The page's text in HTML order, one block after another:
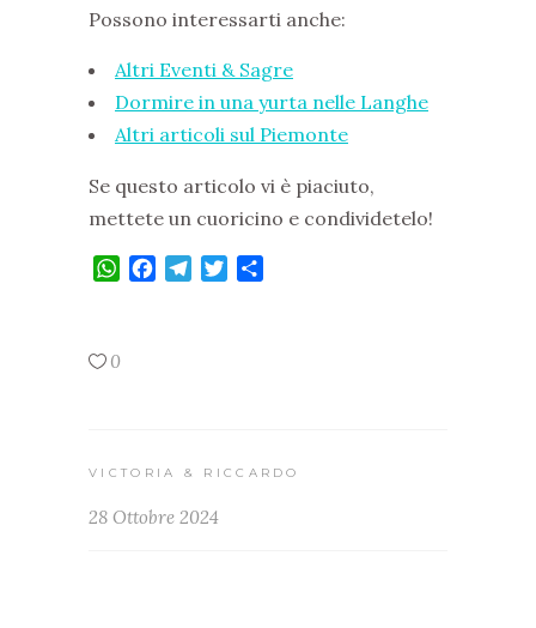
Possono interessarti anche:
Altri Eventi & Sagre
Dormire in una yurta nelle Langhe
Altri articoli sul Piemonte
Se questo articolo vi è piaciuto,
mettete un cuoricino e condividetelo!
WhatsApp
Facebook
Telegram
Twitter
0
VICTORIA & RICCARDO
28 Ottobre 2024